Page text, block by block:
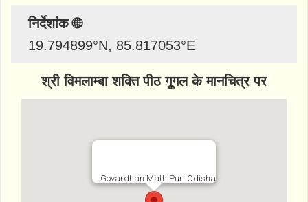
निर्देशांक 🌐
19.794899°N, 85.817053°E
श्री विमलाम्बा शक्ति पीठ गूगल के मानचित्र पर
Govardhan Math Puri Odisha